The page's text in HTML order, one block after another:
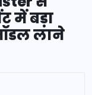
में बड़ा
लाने